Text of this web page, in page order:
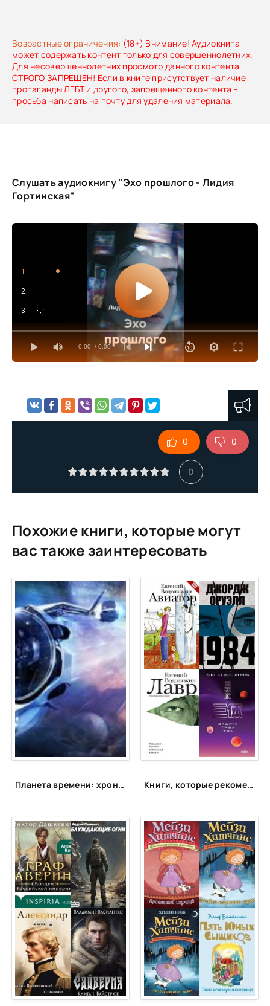
Возрастные ограничения: (18+) Внимание! Аудиокнига
может содержать контент только для совершеннолетних.
Для несовершеннолетних просмотр данного контента
СТРОГО ЗАПРЕЩЕН! Если в книге присутствует наличие
пропаганды ЛГБТ и другого, запрещенного контента -
просьба написать на почту для удаления материала.
Слушать аудиокнигу "Эхо прошлого - Лидия
Гортинская"
0:00 / 0:00
1
2
3
4
17
18
19
20
21
23
24
25
30
31
32
33
34
35
36
37
38
0
0 0
Похожие книги, которые могут
вас также заинтересовать
Планета времени: хронооперы, которые заставят поломать голову Книги, которые рекомендует космонавт Константин Борисов (Спич)